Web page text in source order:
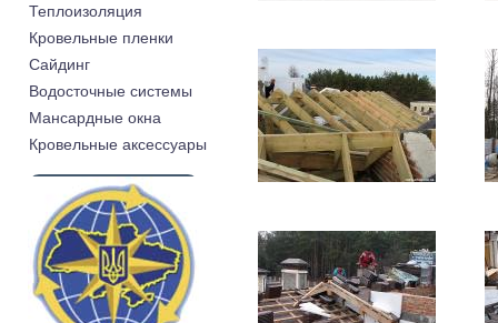
Теплоизоляция
Кровельные пленки
Cайдинг
Водосточные системы
Мансардные окна
Кровельные аксессуары